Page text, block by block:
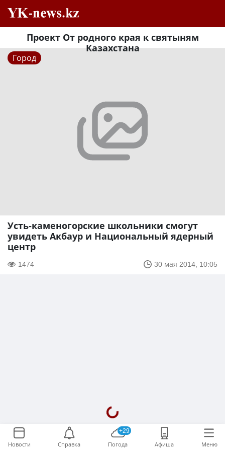
Проект От родного края к святыням
Казахстана
Город
Усть-каменогорские школьники смогут
увидеть Акбаур и Национальный ядерный
центр
1474 30 мая 2014, 10:05
Новости Справка
+29
Погода Афиша Меню